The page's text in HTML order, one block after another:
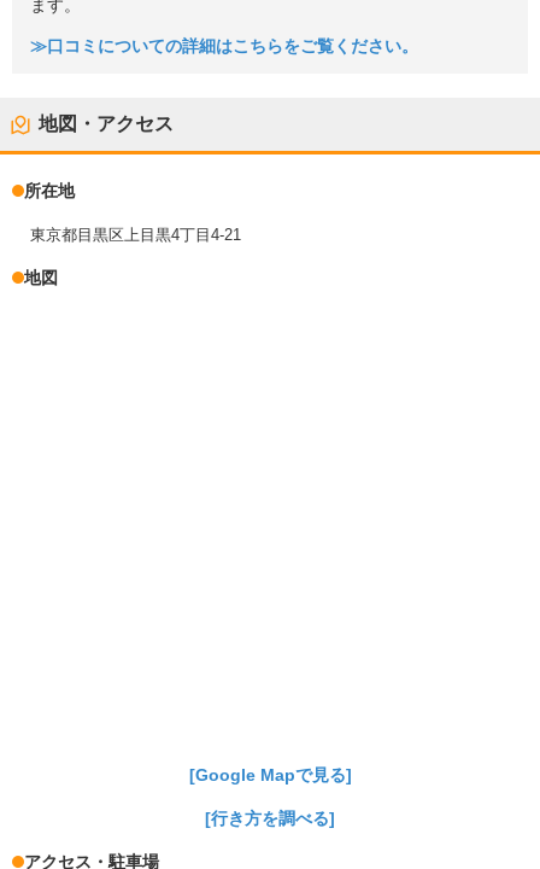
ます。
≫口コミについての詳細はこちらをご覧ください。
地図・アクセス
所在地
東京都目黒区上目黒4丁目4-21
地図
[Google Mapで見る]
[行き方を調べる]
アクセス・駐車場